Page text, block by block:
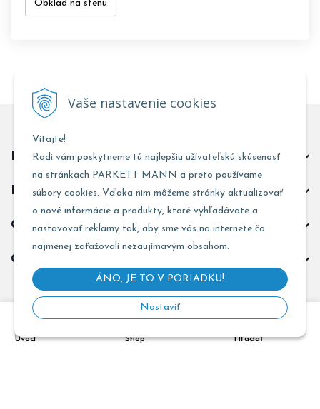
Vaše nastavenie cookies
Vitajte!
Radi vám poskytneme tú najlepšiu užívateľskú skúsenosť
na stránkach PARKETT MANN a preto používame
súbory cookies. Vďaka nim môžeme stránky aktualizovať
o nové informácie a produkty, ktoré vyhľadávate a
nastavovať reklamy tak, aby sme vás na internete čo
najmenej zaťažovali nezaujímavým obsahom.
ÁNO, JE TO V PORIADKU!
Nastaviť
Úvod Shop Hľadať
Obklad na stenu
Kontakt predajňa Trnava
Kontakt predajňa Žarnovica
Obchodné informácie
Odoberať novinky
e-shop Pohoda connector